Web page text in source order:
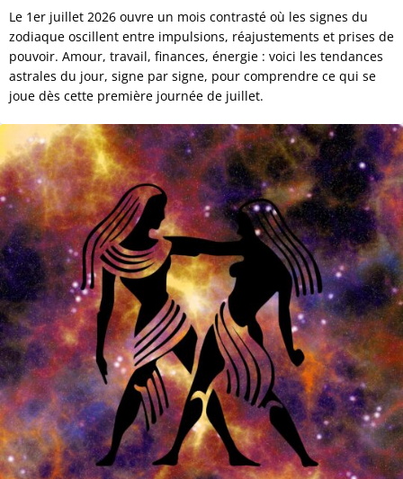
Le 1er juillet 2026 ouvre un mois contrasté où les signes du
zodiaque oscillent entre impulsions, réajustements et prises de
pouvoir. Amour, travail, finances, énergie : voici les tendances
astrales du jour, signe par signe, pour comprendre ce qui se
joue dès cette première journée de juillet.